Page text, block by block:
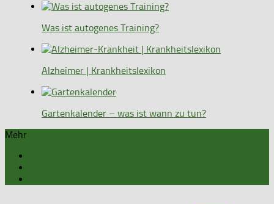
Was ist autogenes Training?
Alzheimer | Krankheitslexikon
Gartenkalender – was ist wann zu tun?
Mehr